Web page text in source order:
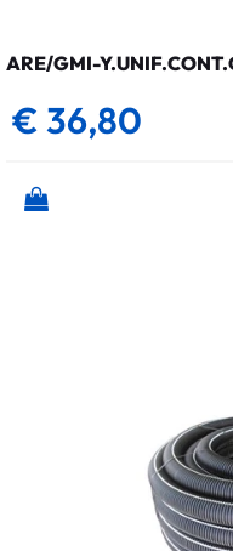
ARE/GMI-
€ 36,80
Quantità